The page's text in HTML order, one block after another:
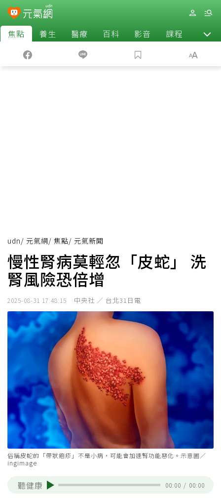
焦點 養生 醫療 百科 影音 課程 退休
udn/ 元氣網/ 焦點/ 元氣新聞
慢性腎病莫輕忽「皮蛇」 洗
腎風險恐倍增
2025-08-31 17:48:15 中央社 ／ 台北31日電
俗稱皮蛇的「帶狀疱疹」不是小病，可能會加速腎功能惡化。示意圖／
ingimage
聽健康 00:00 / 00:00